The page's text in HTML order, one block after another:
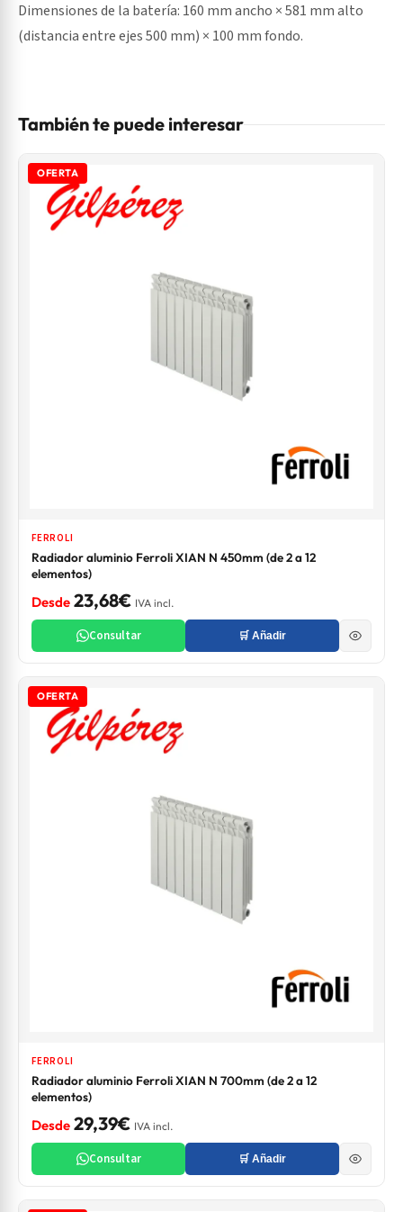
Dimensiones de la batería: 160 mm ancho × 581 mm alto
(distancia entre ejes 500 mm) × 100 mm fondo.
También te puede interesar
OFERTA
FERROLI
Radiador aluminio Ferroli XIAN N 450mm (de 2 a 12
elementos)
Desde 23,68€ IVA incl.
Consultar 🛒 Añadir
OFERTA
FERROLI
Radiador aluminio Ferroli XIAN N 700mm (de 2 a 12
elementos)
Desde 29,39€ IVA incl.
Consultar 🛒 Añadir